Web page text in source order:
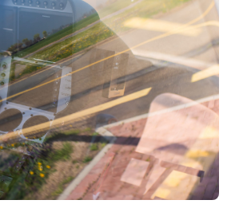
progressivi.
combina formazione teorica
di volo, permettendo agli
le competenze, le licenze e
per intraprendere una
elicotteristico professionale.
Pilot Licence Helicopter
mondo dell’aviazione ad ala
di pilotare un elicottero per
e costituisce la base per
professionali successivi.